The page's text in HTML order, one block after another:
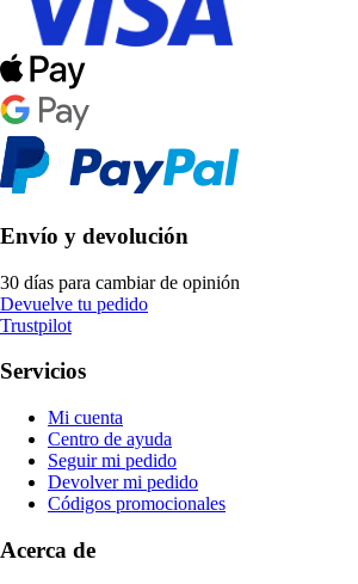
Envío y devolución
30 días para cambiar de opinión
Devuelve tu pedido
Trustpilot
Servicios
Mi cuenta
Centro de ayuda
Seguir mi pedido
Devolver mi pedido
Códigos promocionales
Acerca de